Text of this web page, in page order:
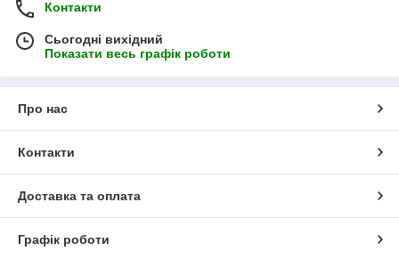
Контакти
Сьогодні вихідний
Показати весь графік роботи
Про нас
Контакти
Доставка та оплата
Графік роботи